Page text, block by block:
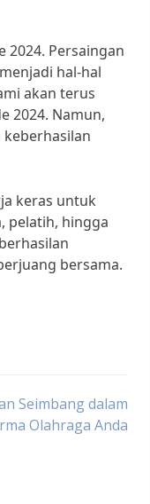
2024. Persaingan
hal-hal
akan terus
2024. Namun,
keras untuk
pelatih, hingga
bersama.
Seimbang dalam
Olahraga Anda